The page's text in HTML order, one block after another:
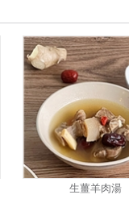
生薑羊肉湯